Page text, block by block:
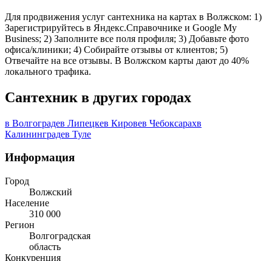
Для продвижения услуг сантехника на картах в Волжском: 1)
Зарегистрируйтесь в Яндекс.Справочнике и Google My
Business; 2) Заполните все поля профиля; 3) Добавьте фото
офиса/клиники; 4) Собирайте отзывы от клиентов; 5)
Отвечайте на все отзывы. В Волжском карты дают до 40%
локального трафика.
Сантехник в других городах
в Волгоградев Липецкев Кировев Чебоксарахв
Калининградев Туле
Информация
Город
Волжский
Население
310 000
Регион
Волгоградская
область
Конкуренция